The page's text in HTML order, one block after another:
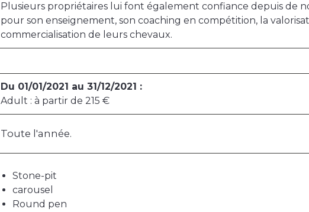
Plusieurs propriétaires lui font également confiance depuis de
pour son enseignement, son coaching en compétition, la
commercialisation de leurs chevaux.
Du 01/01/2021 au 31/12/2021 :
Adult : à partir de 215 €
Toute l'année.
Stone-pit
carousel
Round pen